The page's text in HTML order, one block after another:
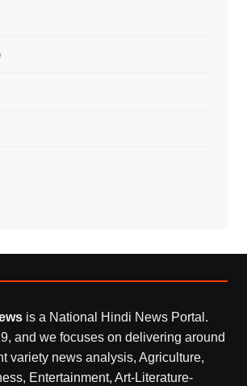
is a National Hindi News Portal.
and we focuses on delivering around
variety news analysis, Agriculture,
Entertainment, Art-Literature-